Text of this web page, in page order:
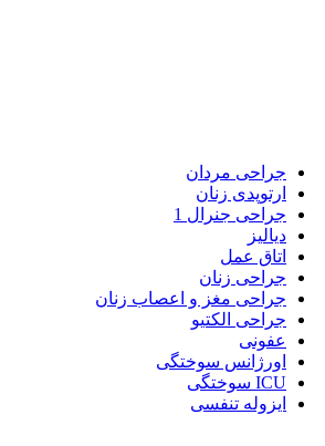
جراحی مردان
ارتوپدی زنان
جراحی جنرال 1
دیالیز
اتاق عمل
جراحی زنان
جراحی مغز و اعصاب زنان
جراحی الکتیو
عفونی
اورژانس سوختگی
ICU سوختگی
ایزوله تنفسی